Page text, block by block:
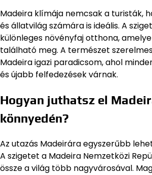
Madeira klímája nemcsak a turisták,
és állatvilág számára is ideális. A
különleges növényfaj otthona,
található meg. A természet
Madeira igazi paradicsom, ahol
és újabb felfedezések várnak.
Hogyan juthatsz el
könnyedén?
Az utazás Madeirára egyszerűbb
A szigetet a Madeira Nemzetközi
össze a világ több nagyvárosával.